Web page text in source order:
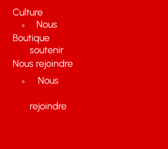
Nous
soutenir
Nous
rejoindre
Culture
Boutique
Nous rejoindre